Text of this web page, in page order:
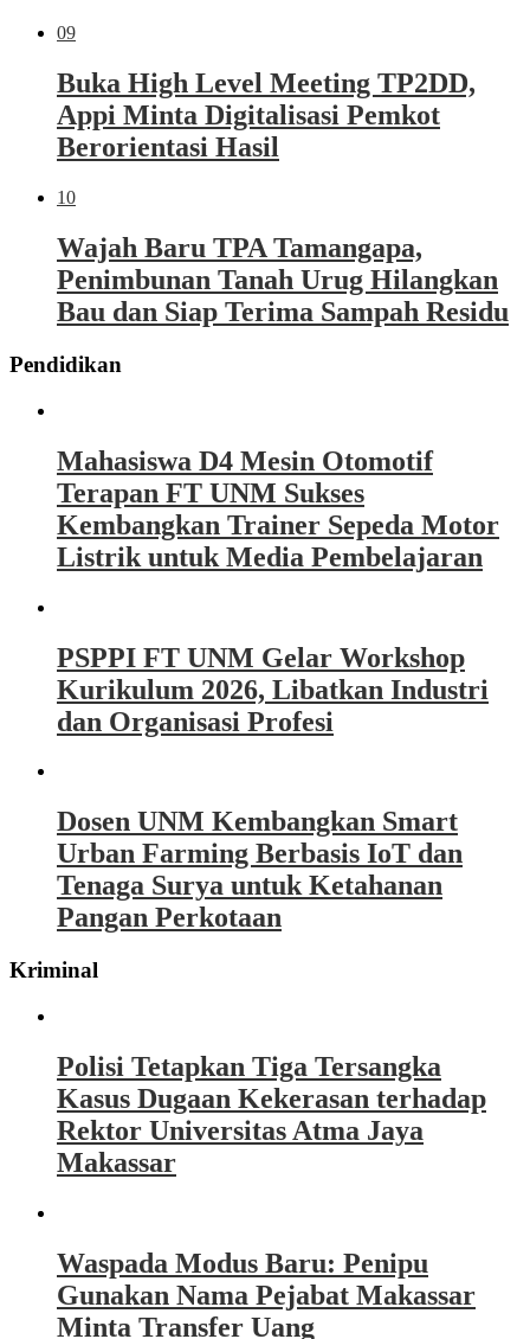
09
Buka High Level Meeting TP2DD,
Appi Minta Digitalisasi Pemkot
Berorientasi Hasil
10
Wajah Baru TPA Tamangapa,
Penimbunan Tanah Urug Hilangkan
Bau dan Siap Terima Sampah Residu
Pendidikan
Mahasiswa D4 Mesin Otomotif
Terapan FT UNM Sukses
Kembangkan Trainer Sepeda Motor
Listrik untuk Media Pembelajaran
PSPPI FT UNM Gelar Workshop
Kurikulum 2026, Libatkan Industri
dan Organisasi Profesi
Dosen UNM Kembangkan Smart
Urban Farming Berbasis IoT dan
Tenaga Surya untuk Ketahanan
Pangan Perkotaan
Kriminal
Polisi Tetapkan Tiga Tersangka
Kasus Dugaan Kekerasan terhadap
Rektor Universitas Atma Jaya
Makassar
Waspada Modus Baru: Penipu
Gunakan Nama Pejabat Makassar
Minta Transfer Uang